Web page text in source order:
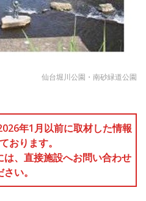
仙台堀川公園・南砂緑道公園
年1月以前に取材した情報
おります。
、直接施設へお問い合わせ
さい。